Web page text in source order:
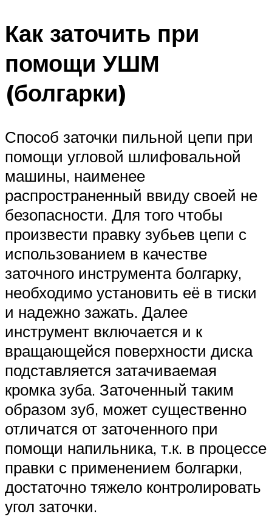
Как заточить при
помощи УШМ
(болгарки)
Способ заточки пильной цепи при
помощи угловой шлифовальной
машины, наименее
распространенный ввиду своей не
безопасности. Для того чтобы
произвести правку зубьев цепи с
использованием в качестве
заточного инструмента болгарку,
необходимо установить её в тиски
и надежно зажать. Далее
инструмент включается и к
вращающейся поверхности диска
подставляется затачиваемая
кромка зуба. Заточенный таким
образом зуб, может существенно
отличатся от заточенного при
помощи напильника, т.к. в процессе
правки с применением болгарки,
достаточно тяжело контролировать
угол заточки.